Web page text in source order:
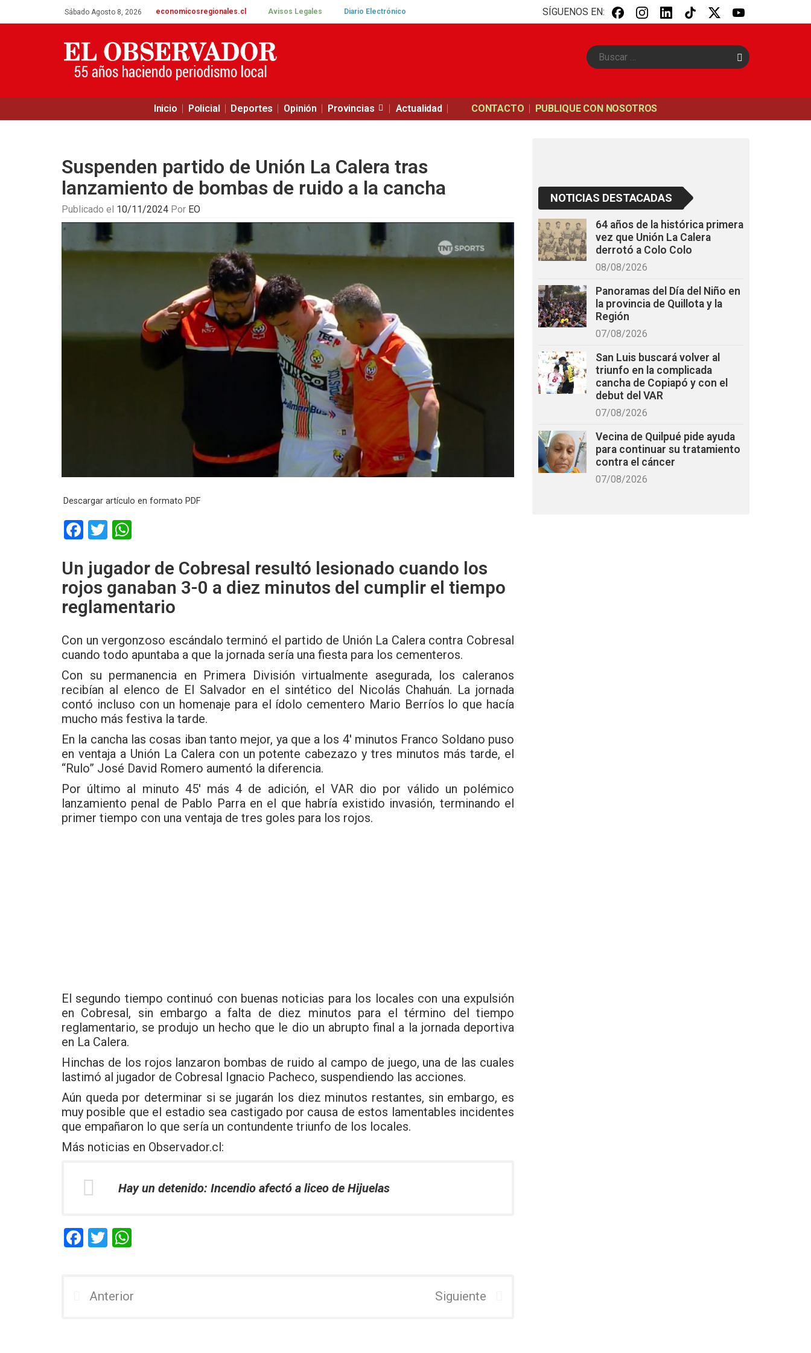
Sábado Agosto 8, 2026 economicosregionales.cl Avisos Legales Diario Electrónico SÍGUENOS EN:
B
u
Inicio Policial Deportes Opinión Provincias Actualidad CONTACTO PUBLIQUE CON NOSOTROS
Suspenden partido de Unión La Calera tras
lanzamiento de bombas de ruido a la cancha
Publicado el 10/11/2024 Por EO
Descargar artículo en formato PDF
F
ce
b
o
k
T
tt
er
at
s
A
p
Un jugador de Cobresal resultó lesionado cuando los
rojos ganaban 3-0 a diez minutos del cumplir el tiempo
reglamentario
Con un vergonzoso escándalo terminó el partido de Unión La Caleracontra Cobresal
cuando todo apuntaba a que la jornada sería una fiesta para los cementeros.
Con su permanencia en Primera División virtualmente asegurada, los caleranos
recibían al elenco de El Salvador en el sintético del Nicolás Chahuán. La jornada
contó incluso con un homenaje para el ídolo cementero Mario Berríos lo que hacía
mucho más festiva la tarde.
En la cancha las cosas iban tanto mejor, ya que a los 4′ minutos Franco Soldano puso
en ventaja a Unión La Calera con un potente cabezazo y tres minutos más tarde, el
“Rulo” José David Romero aumentó la diferencia.
Por último al minuto 45′ más 4 de adición, el VAR dio por válido un polémico
lanzamiento penal de Pablo Parra en el que habría existido invasión, terminando el
primer tiempo con una ventaja de tres goles para los rojos.
El segundo tiempo continuó con buenas noticias para los locales con una expulsión
en Cobresal, sin embargo a falta de diez minutos para el término del tiempo
reglamentario, se produjo un hecho que le dio un abrupto final a la jornada deportiva
en La Calera.
Hinchas de los rojos lanzaron bombas de ruido al campo de juego, una de las cuales
lastimó al jugador de Cobresal Ignacio Pacheco, suspendiendo las acciones.
Aún queda por determinar si se jugarán los diez minutos restantes, sin embargo, es
muy posible que el estadio sea castigado por causa de estos lamentables incidentes
que empañaron lo que sería un contundente triunfo de los locales.
Más noticias en Observador.cl:
Hay un detenido: Incendio afectó a liceo de Hijuelas
F
b
T
er s
Anterior Siguiente
NOTICIAS DESTACADAS
64 años de la histórica primera
vez que Unión La Calera
derrotó a Colo Colo
08/08/2026
Panoramas del Día del Niño en
la provincia de Quillota y la
Región
07/08/2026
San Luis buscará volver al
triunfo en la complicada
cancha de Copiapó y con el
debut del VAR
07/08/2026
Vecina de Quilpué pide ayuda
para continuar su tratamiento
contra el cáncer
07/08/2026